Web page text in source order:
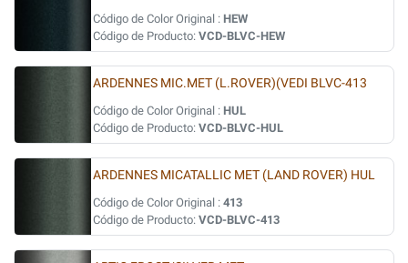
Código de Color Original : HEW
Código de Producto: VCD-BLVC-HEW
ARDENNES MIC.MET (L.ROVER)(VEDI BLVC-413
Código de Color Original : HUL
Código de Producto: VCD-BLVC-HUL
ARDENNES MICATALLIC MET (LAND ROVER) HUL
Código de Color Original : 413
Código de Producto: VCD-BLVC-413